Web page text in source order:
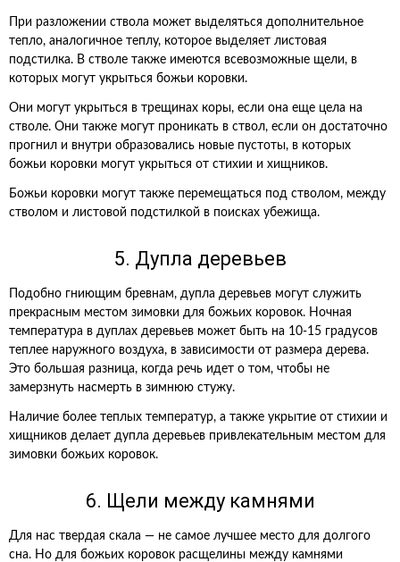
При разложении ствола может выделяться дополнительное
тепло, аналогичное теплу, которое выделяет листовая
подстилка. В стволе также имеются всевозможные щели, в
которых могут укрыться божьи коровки.
Они могут укрыться в трещинах коры, если она еще цела на
стволе. Они также могут проникать в ствол, если он достаточно
прогнил и внутри образовались новые пустоты, в которых
божьи коровки могут укрыться от стихии и хищников.
Божьи коровки могут также перемещаться под стволом, между
стволом и листовой подстилкой в поисках убежища.
5. Дупла деревьев
Подобно гниющим бревнам, дупла деревьев могут служить
прекрасным местом зимовки для божьих коровок. Ночная
температура в дуплах деревьев может быть на 10-15 градусов
теплее наружного воздуха, в зависимости от размера дерева.
Это большая разница, когда речь идет о том, чтобы не
замерзнуть насмерть в зимнюю стужу.
Наличие более теплых температур, а также укрытие от стихии и
хищников делает дупла деревьев привлекательным местом для
зимовки божьих коровок.
6. Щели между камнями
Для нас твердая скала — не самое лучшее место для долгого
сна. Но для божьих коровок расщелины между камнями